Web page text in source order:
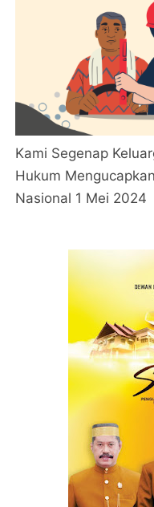
Kami Segenap
Hukum
Nasional 1 Mei 2024